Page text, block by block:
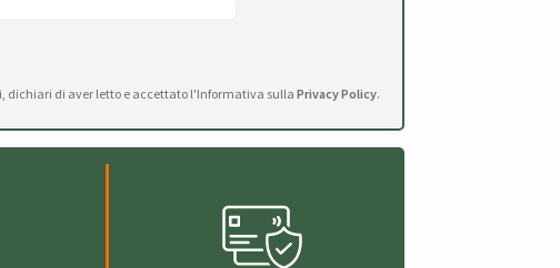
dichiari di aver letto e accettato l'Informativa sulla Privacy Policy.